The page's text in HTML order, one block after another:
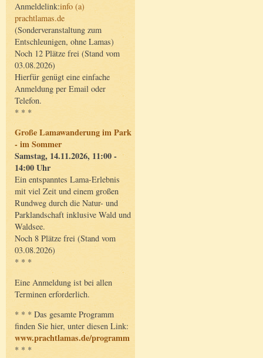
Anmeldelink:info (a)
prachtlamas.de
(Sonderveranstaltung zum
Entschleunigen, ohne Lamas)
Noch 12 Plätze frei (Stand vom
03.08.2026)
Hierfür genügt eine einfache
Anmeldung per Email oder
Telefon.
* * *
Große Lamawanderung im Park
- im Sommer
Samstag, 14.11.2026, 11:00 -
14:00 Uhr
Ein entspanntes Lama-Erlebnis
mit viel Zeit und einem großen
Rundweg durch die Natur- und
Parklandschaft inklusive Wald und
Waldsee.
Noch 8 Plätze frei (Stand vom
03.08.2026)
* * *
Eine Anmeldung ist bei allen
Terminen erforderlich.
* * * Das gesamte Programm
finden Sie hier, unter diesen Link:
www.prachtlamas.de/programm
* * *